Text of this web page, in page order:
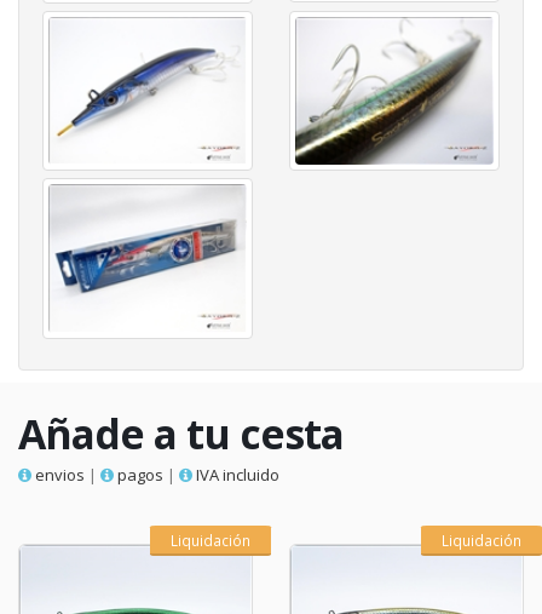
Añade a tu cesta
envios | pagos | IVA incluido
Liquidación Liquidación